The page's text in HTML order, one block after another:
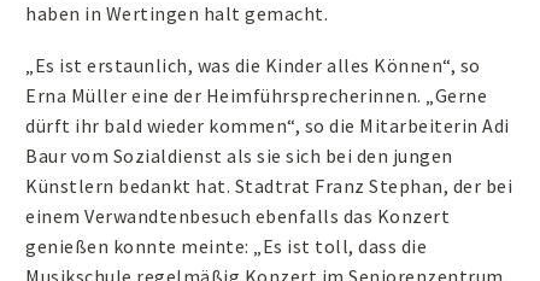
haben in Wertingen halt gemacht.
„Es ist erstaunlich, was die Kinder alles Können“, so
Erna Müller eine der Heimführsprecherinnen. „Gerne
dürft ihr bald wieder kommen“, so die Mitarbeiterin Adi
Baur vom Sozialdienst als sie sich bei den jungen
Künstlern bedankt hat. Stadtrat Franz Stephan, der bei
einem Verwandtenbesuch ebenfalls das Konzert
genießen konnte meinte: „Es ist toll, dass die